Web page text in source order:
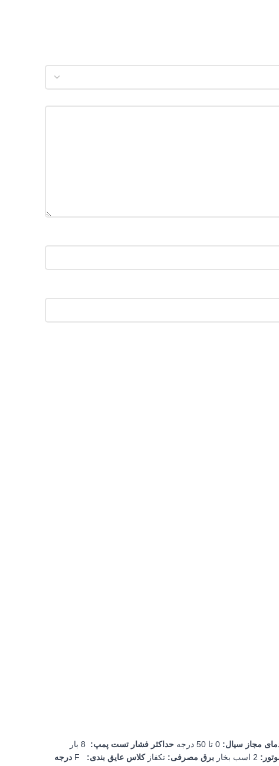
مجاز سیال: حداکثر فشار تست پمپ:
: برق مصرفی: تکفازکلاس عایق بندی:
درجه